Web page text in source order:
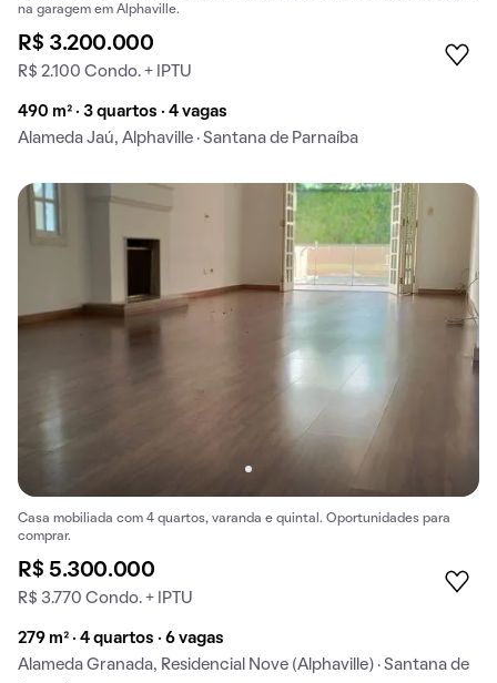
na garagem em Alphaville.
R$ 3.200.000
R$ 2.100 Condo. + IPTU
490 m² · 3 quartos · 4 vagas
Alameda Jaú, Alphaville · Santana de Parnaíba
Casa mobiliada com 4 quartos, varanda e quintal. Oportunidades para
comprar.
R$ 5.300.000
R$ 3.770 Condo. + IPTU
279 m² · 4 quartos · 6 vagas
Alameda Granada, Residencial Nove (Alphaville) · Santana de